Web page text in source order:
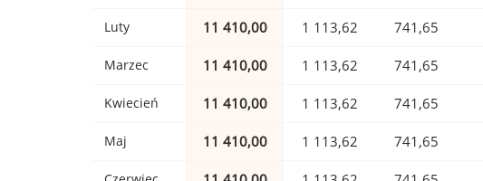
Luty 11 410,00 1 113,62 741,65
Marzec 11 410,00 1 113,62 741,65
Kwiecień 11 410,00 1 113,62 741,65
Maj 11 410,00 1 113,62 741,65